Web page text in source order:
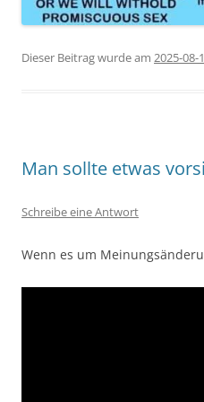
Dieser Beitrag wurde am 2025-08-
Man sollte etwas
Schreibe eine Antwort
Wenn es um